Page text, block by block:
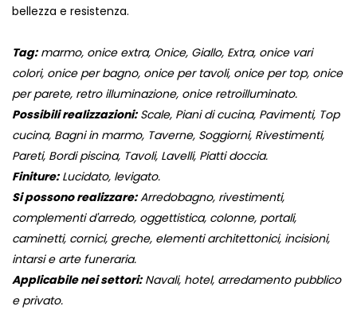
bellezza e resistenza.
Tag:marmo, onice extra, Onice, Giallo, Extra, onice vari
colori, onice per bagno, onice per tavoli, onice per top, onice
per parete, retro illuminazione, onice retroilluminato.
Possibili realizzazioni:Scale, Piani di cucina, Pavimenti, Top
cucina, Bagni in marmo, Taverne, Soggiorni, Rivestimenti,
Pareti, Bordi piscina, Tavoli, Lavelli, Piatti doccia.
Finiture:Lucidato, levigato.
Si possono realizzare:Arredobagno, rivestimenti,
complementi d'arredo, oggettistica, colonne, portali,
caminetti, cornici, greche, elementi architettonici, incisioni,
intarsi e arte funeraria.
Applicabile nei settori:Navali, hotel, arredamento pubblico
e privato.